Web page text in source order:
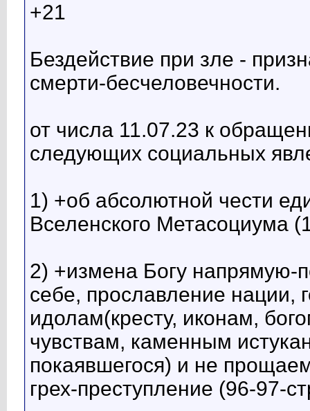
+21
Бездействие при зле -
смерти-бесчеловечности.
от числа 11.07.23 к
следующих социальных
1) +об абсолютной чести
Вселенского Метасоциума
2) +измена Богу напрямую-
себе, прославление нации,
идолам(кресту, иконам,
чувствам, каменным
покаявшегося) и не
грех-преступление (96-97-